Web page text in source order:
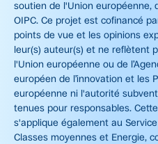
soutien de l'Union européenne,
OIPC. Ce projet est cofinancé
points de vue et les opinions
leur(s) auteur(s) et ne reflètent
l'Union européenne ou de
européen de l’innovation et les
européenne ni l'autorité
tenues pour responsables.
s'applique également au
Classes moyennes et Energie,